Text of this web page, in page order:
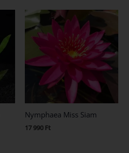
Nymphaea Miss Siam
17 990 Ft